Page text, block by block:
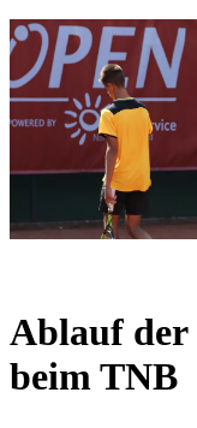
Ablauf der
beim TNB